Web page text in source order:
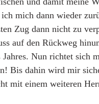
mich dann wieder
Zug dann nicht zu
auf den Rückweg
Jahres. Nun richtet
Bis dahin wird mir
mit einem weiteren